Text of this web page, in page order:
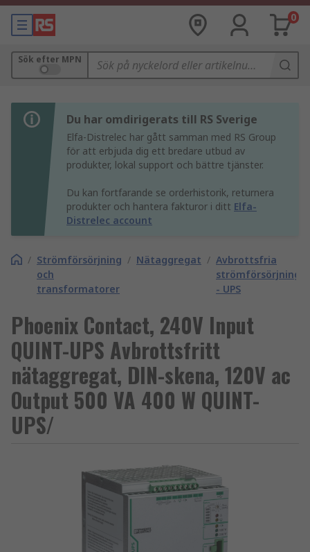
0
Sök efter MPN
Du har omdirigerats till RS Sverige
Elfa-Distrelec har gått samman med RS Group
för att erbjuda dig ett bredare utbud av
produkter, lokal support och bättre tjänster.
Du kan fortfarande se orderhistorik, returnera
produkter och hantera fakturor i ditt Elfa-
Distrelec account
/ Strömförsörjning
och
transformatorer
/ Nätaggregat / Avbrottsfria
strömförsörjningar
- UPS
Phoenix Contact, 240V Input
QUINT-UPS Avbrottsfritt
nätaggregat, DIN-skena, 120V ac
Output 500 VA 400 W QUINT-
UPS/